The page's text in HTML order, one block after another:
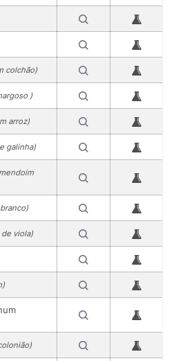
colchão)
)
arroz)
galinha)
de viola)